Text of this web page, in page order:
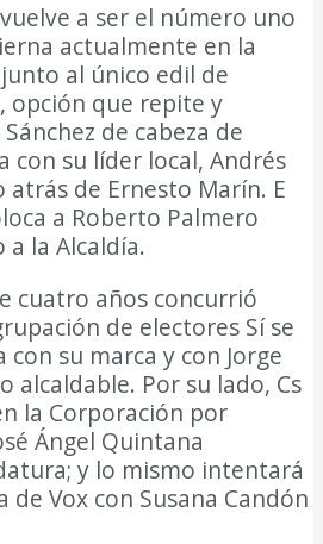
a ser el número uno
actualmente en la
al único edil de
opción que repite y
de cabeza de
con su líder local, Andrés
atrás de Ernesto Marín. E
a Roberto Palmero
la Alcaldía.
cuatro años concurrió
de electores Sí se
su marca y con Jorge
alcaldable. Por su lado, Cs
la Corporación por
Ángel Quintana
y lo mismo intentará
de Vox con Susana Candón